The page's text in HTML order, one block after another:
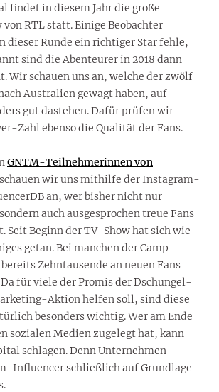
findet in diesem Jahr die große
RTL statt. Einige Beobachter
dieser Runde ein richtiger Star fehle,
sind die Abenteurer in 2018 dann
Wir schauen uns an, welche der zwölf
Australien gewagt haben, auf
gut dastehen. Dafür prüfen wir
Zahl ebenso die Qualität der Fans.
GNTM-Teilnehmerinnen von
schauen wir uns mithilfe der Instagram-
an, wer bisher nicht nur
auch ausgesprochen treue Fans
Seit Beginn der TV-Show hat sich wie
getan. Bei manchen der Camp-
Zehntausende an neuen Fans
für viele der Promis der Dschungel-
Aktion helfen soll, sind diese
besonders wichtig. Wer am Ende
sozialen Medien zugelegt hat, kann
schlagen. Denn Unternehmen
Influencer schließlich auf Grundlage